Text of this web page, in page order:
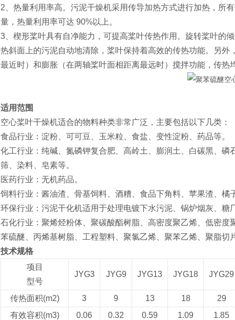
2、热量利用率高。污泥干燥机采用传导加热方式进行加热，所
量，热量利用率可达 90%以上。
3、楔形桨叶具有自净能力，可提高桨叶传热作用。旋转桨叶的
热斜面上的污泥自动地清除，桨叶保持着高效的传热功能。另
最近时）和膨胀（在两轴桨叶面相距离最远时）搅拌功能，传热
适用范围
‌空心桨叶干燥机适合的物料种类非常广泛，主要包括以下几类‌：
‌食品行业‌：淀粉、可可豆、玉米粒、食盐、变性淀粉、药品等‌。
化工行业‌：纯碱、氮磷钾复合肥、高岭土、膨润土、白碳黑、
筛、染料、皂素等‌。
‌医药行业‌：无机药品‌。
饲料行业‌：酱油渣、骨基饲料、酒糟、食品下角料、苹果渣、橘
环保行业‌：污泥干化机适用于处理电镀下水污泥、锅炉烟灰、糖
石化行业‌：聚烯烃粉体、聚碳酸酯树脂、高密度聚乙烯、低密
苯硫醚、丙烯基树脂、工程塑料、聚氯乙烯、聚苯乙烯、聚脂切
技术规格
项目
型号
JYG3 JYG9 JYG13 JYG18 JYG29
传热面积(m2) 3 9 13 18 29
有效容积(m3)
0.06 0.32 0.59 1.09 1.85